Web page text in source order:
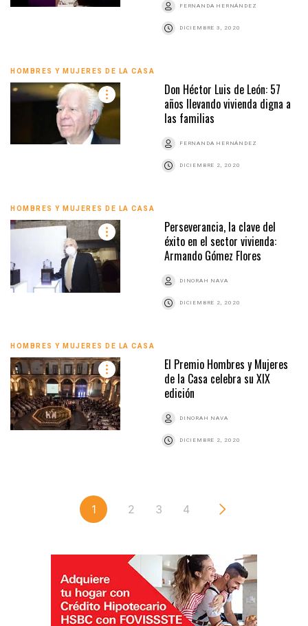
FERNANDA HERNÁNDEZ
DICIEMBRE 3, 2020
HOMBRES Y MUJERES DE LA CASA
Don Héctor Luis de León: 57
años llevando vivienda digna a
las familias
FERNANDA HERNÁNDEZ
DICIEMBRE 2, 2020
HOMBRES Y MUJERES DE LA CASA
Perseverancia, la clave del
éxito en el sector vivienda:
Armando Gómez Flores
DINORAH NAVA
DICIEMBRE 2, 2020
HOMBRES Y MUJERES DE LA CASA
El Premio Hombres y Mujeres
de la Casa celebra su XIX
edición
DINORAH NAVA
DICIEMBRE 2, 2020
1 2 3 4